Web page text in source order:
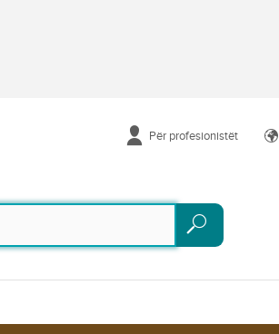
Për profesionistët
Kërko
Kërko